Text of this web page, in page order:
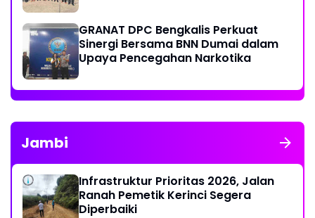
GRANAT DPC Bengkalis Perkuat
Sinergi Bersama BNN Dumai dalam
Upaya Pencegahan Narkotika
Jambi
Infrastruktur Prioritas 2026, Jalan
Ranah Pemetik Kerinci Segera
Diperbaiki